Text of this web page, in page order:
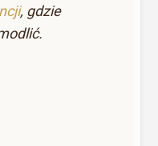
, gdzie